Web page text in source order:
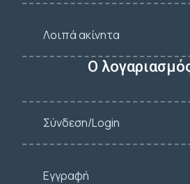
Λοιπά ακίνητα
Ο
Σύνδεση/Login
Εγγραφή